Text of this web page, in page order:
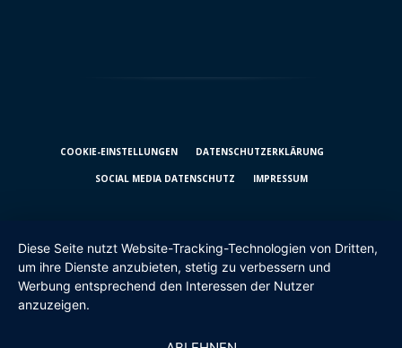
COOKIE-EINSTELLUNGEN DATENSCHUTZ­ERKLÄRUNG
SOCIAL MEDIA DATENSCHUTZ IMPRESSUM
Diese Seite nutzt Website-Tracking-Technologien von Dritten,
um ihre Dienste anzubieten, stetig zu verbessern und
Werbung entsprechend den Interessen der Nutzer
anzuzeigen.